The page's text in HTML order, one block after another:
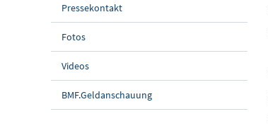
Pressekontakt
Fotos
Videos
BMF.Geldanschauung